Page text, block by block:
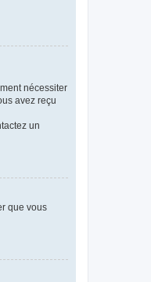
nécessiter
avez reçu
un
que vous